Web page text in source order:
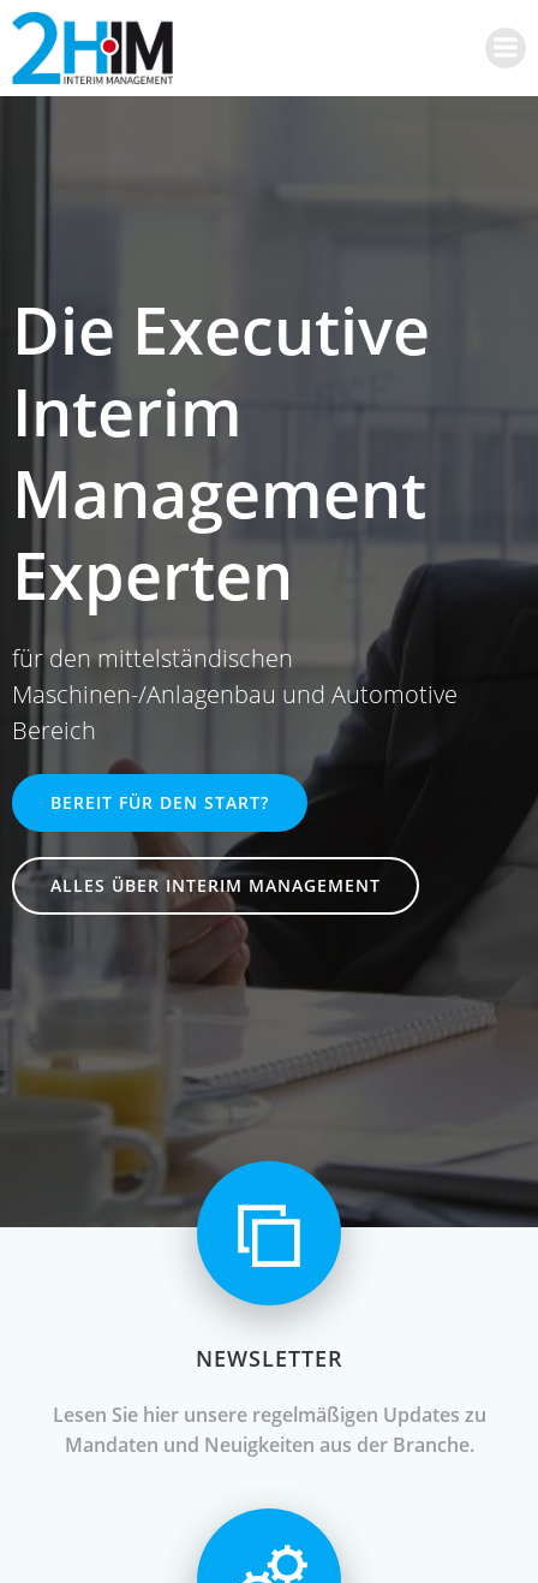
Die Executive
Interim
Management
Experten
für den mittelständischen
Maschinen-/Anlagenbau und Automotive
Bereich
BEREIT FÜR DEN START?
ALLES ÜBER INTERIM MANAGEMENT
NEWSLETTER
Lesen Sie hier unsere regelmäßigen Updates zu
Mandaten und Neuigkeiten aus der Branche.